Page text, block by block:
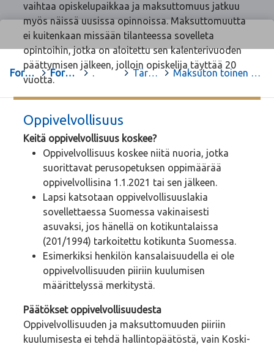
Forssa Forssan yhteislyseon opiskelu-sivut > . Tärkeitä asioita lukiosta Maksuton toinen aste & oppivelvollisuus
vaihtaa opiskelupaikkaa ja maksuttomuus jatkuu
myös näissä uusissa opinnoissa. Maksuttomuutta
ei kuitenkaan missään tilanteessa sovelleta
opintoihin, jotka on aloitettu sen kalenterivuoden
päättymisen jälkeen, jolloin opiskelija täyttää 20
vuotta.
Oppivelvollisuus
Keitä oppivelvollisuus koskee?
Oppivelvollisuus koskee niitä nuoria, jotka
suorittavat perusopetuksen oppimäärää
oppivelvollisina 1.1.2021 tai sen jälkeen.
Lapsi katsotaan oppivelvollisuuslakia
sovellettaessa Suomessa vakinaisesti
asuvaksi, jos hänellä on kotikuntalaissa
(201/1994) tarkoitettu kotikunta Suomessa.
Esimerkiksi henkilön kansalaisuudella ei ole
oppivelvollisuuden piiriin kuulumisen
määrittelyssä merkitystä.
Päätökset oppivelvollisuudesta
Oppivelvollisuuden ja maksuttomuuden piiriin
kuulumisesta ei tehdä hallintopäätöstä, vain Koski-